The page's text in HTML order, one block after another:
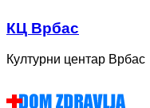
КЦ Врбас
Културни центар Врбас